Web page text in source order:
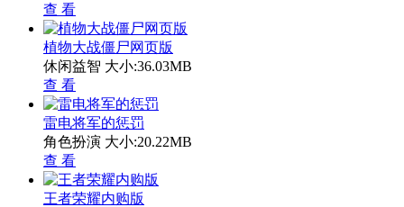
查 看
植物大战僵尸网页版
休闲益智 大小:36.03MB
查 看
雷电将军的惩罚
角色扮演 大小:20.22MB
查 看
王者荣耀内购版